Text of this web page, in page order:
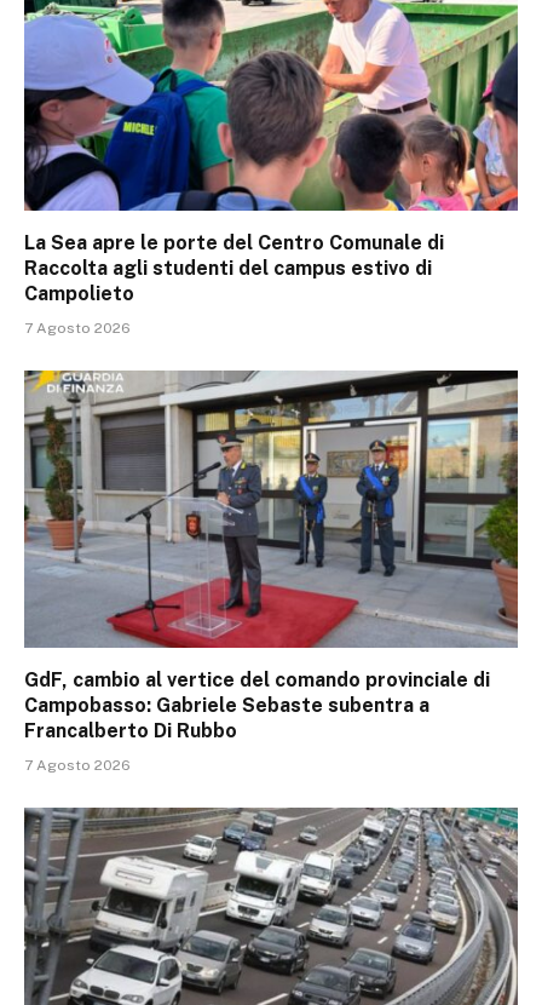
La Sea apre le porte del Centro Comunale di
Raccolta agli studenti del campus estivo di
Campolieto
7 Agosto 2026
GdF, cambio al vertice del comando provinciale di
Campobasso: Gabriele Sebaste subentra a
Francalberto Di Rubbo
7 Agosto 2026